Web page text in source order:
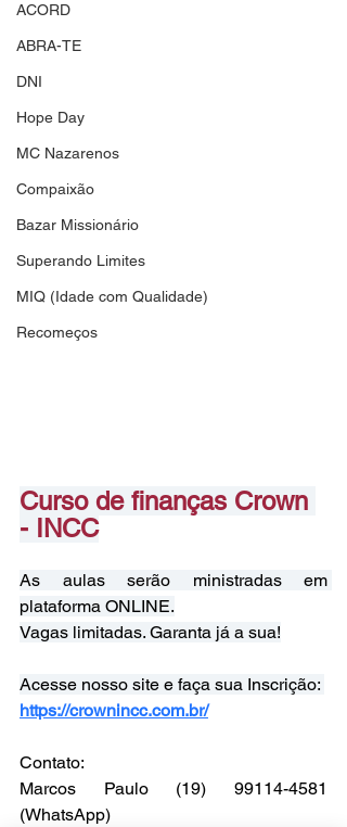
ACORD
ABRA-TE
DNI
Hope Day
MC Nazarenos
Compaixão
Bazar Missionário
Superando Limites
MIQ (Idade com Qualidade)
Recomeços
Curso de finanças Crown
- INCC
As aulas serão ministradas em
plataforma ONLINE.
Vagas limitadas. Garanta já a sua!
Acesse nosso site e faça sua Inscrição:
https://crownincc.com.br/
Contato:
Marcos Paulo (19) 99114-4581
(WhatsApp)